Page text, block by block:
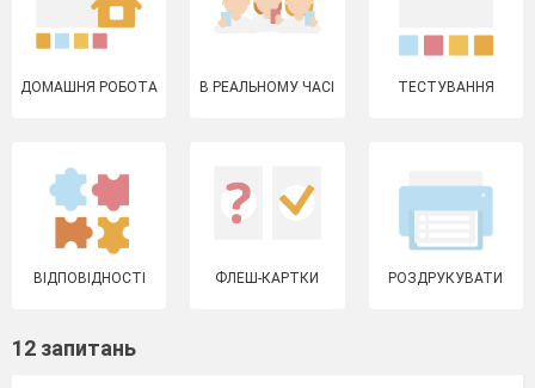
ДОМАШНЯ РОБОТА В РЕАЛЬНОМУ ЧАСІ ТЕСТУВАННЯ
ВІДПОВІДНОСТІ ФЛЕШ-КАРТКИ РОЗДРУКУВАТИ
12 запитань